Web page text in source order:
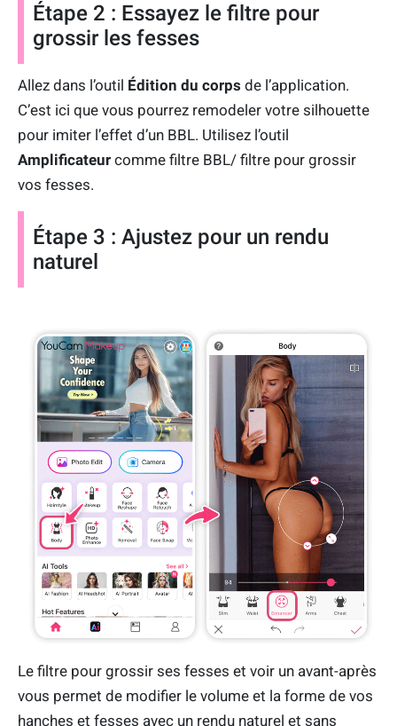
Étape 2 : Essayez le filtre pour
grossir les fesses
Allez dans l’outil Édition du corps de l’application.
C’est ici que vous pourrez remodeler votre silhouette
pour imiter l’effet d’un BBL. Utilisez l’outil
Amplificateur comme filtre BBL/ filtre pour grossir
vos fesses.
Étape 3 : Ajustez pour un rendu
naturel
Le filtre pour grossir ses fesses et voir un avant-après
vous permet de modifier le volume et la forme de vos
hanches et fesses avec un rendu naturel et sans